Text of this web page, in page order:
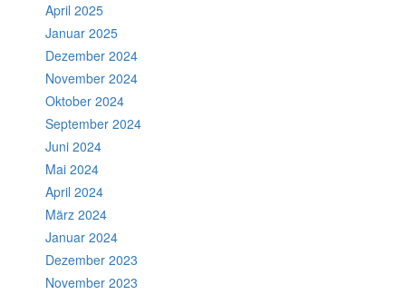
April 2025
Januar 2025
Dezember 2024
November 2024
Oktober 2024
September 2024
Juni 2024
Mai 2024
April 2024
März 2024
Januar 2024
Dezember 2023
November 2023